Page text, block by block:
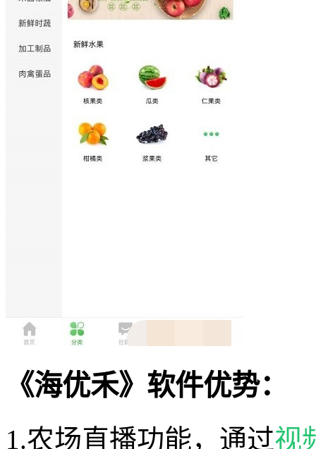
《海优禾》软件优势：
1.农场直播功能，通过视